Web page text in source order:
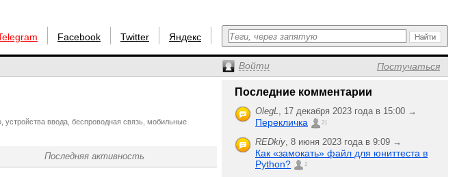
Facebook Twitter Яндекс
Войти Постучаться
ввода, беспроводная связь, мобильные
Последняя активность
Последние комментарии
OlegL, 17 декабря 2023 года в 15:00 →
Перекличка 21
REDkiy, 8 июня 2023 года в 9:09 →
Как «замокать» файл для юниттеста в
Python?
2